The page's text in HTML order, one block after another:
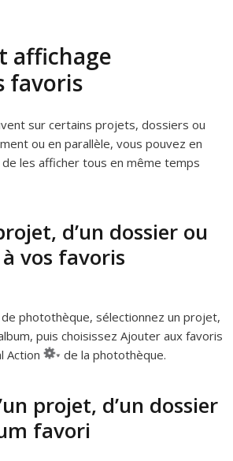
affichage
favoris
sur certains projets, dossiers ou
ou en parallèle, vous pouvez en
les afficher tous en même temps
d’un dossier ou
vos favoris
de photothèque, sélectionnez un projet,
puis choisissez Ajouter aux favoris
Action
de la photothèque.
projet, d’un dossier
favori